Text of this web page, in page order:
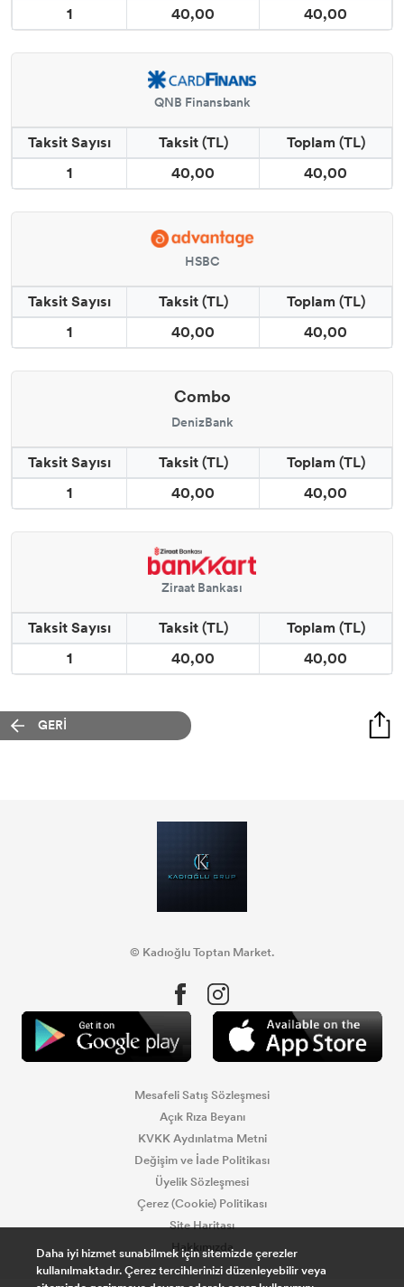
1
40,00 40,00
QNB Finansbank
Taksit Sayısı Taksit (TL)
Toplam (TL)
1
40,00 40,00
HSBC
Taksit Sayısı Taksit (TL)
Toplam (TL)
1
40,00 40,00
Combo
DenizBank
Taksit Sayısı Taksit (TL)
Toplam (TL)
1
40,00 40,00
Ziraat Bankası
Taksit Sayısı Taksit (TL)
Toplam (TL)
1
40,00 40,00
GERİ
© Kadıoğlu Toptan Market.
Mesafeli Satış Sözleşmesi
Açık Rıza Beyanı
KVKK Aydınlatma Metni
Değişim ve İade Politikası
Üyelik Sözleşmesi
Çerez (Cookie) Politikası
Site Haritası
Hakkımızda
Daha iyi hizmet sunabilmek için sitemizde çerezler
kullanılmaktadır. Çerez tercihlerinizi düzenleyebilir veya